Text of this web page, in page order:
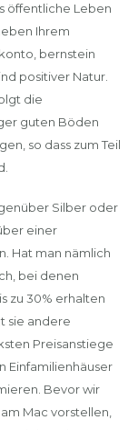
öffentliche Leben
Ihrem
bernstein
positiver Natur.
die
guten Böden
so dass zum Teil
Silber oder
einer
Hat man nämlich
bei denen
zu 30% erhalten
sie andere
Preisanstiege
Einfamilienhäuser
Bevor wir
Mac vorstellen,